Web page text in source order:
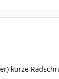
kurze